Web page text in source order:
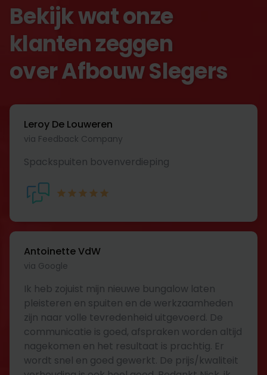
Bekijk wat onze
klanten zeggen
over Afbouw Slegers
Leroy De Louweren
via Feedback Company
Spackspuiten bovenverdieping
Antoinette VdW
via Google
Ik heb zojuist mijn nieuwe bungalow laten
pleisteren en spuiten en de werkzaamheden
zijn naar volle tevredenheid uitgevoerd. De
communicatie is goed, afspraken worden altijd
nagekomen en het resultaat is prachtig. Er
wordt snel en goed gewerkt. De prijs/kwaliteit